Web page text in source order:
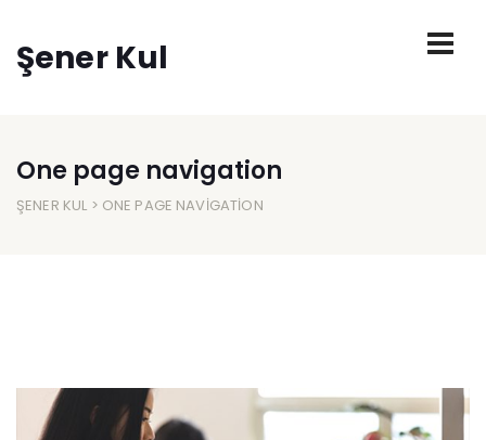
Şener Kul
One page navigation
ŞENER KUL > ONE PAGE NAVIGATION